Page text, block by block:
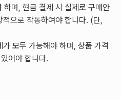
며, 현금 결제 시 실제로 구매안
으로 작동하여야 합니다. (단,
모두 가능해야 하며, 상품 가격
어야 합니다.